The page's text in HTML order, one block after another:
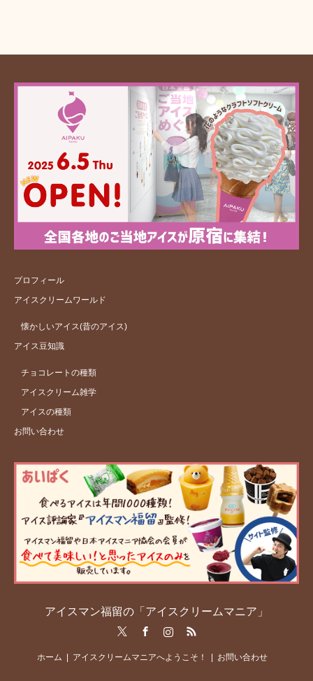
プロフィール
アイスクリームワールド
懐かしいアイス(昔のアイス)
アイス豆知識
チョコレートの種類
アイスクリーム雑学
アイスの種類
お問い合わせ
アイスマン福留の「アイスクリームマニア」
RSS
ホーム アイスクリームマニアへようこそ！ お問い合わせ